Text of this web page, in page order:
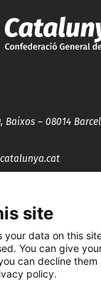
Baixos – 08014
site
your data on this
You can give
can decline them
policy.